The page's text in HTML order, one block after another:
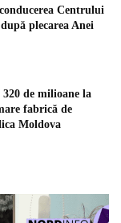
Centrului
plecarea Anei
de milioane la
fabrică de
Moldova